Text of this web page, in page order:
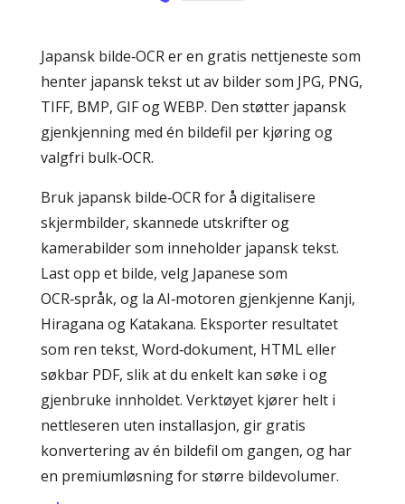
Japansk bilde‑OCR er en gratis nettjeneste som
henter japansk tekst ut av bilder som JPG, PNG,
TIFF, BMP, GIF og WEBP. Den støtter japansk
gjenkjenning med én bildefil per kjøring og
valgfri bulk‑OCR.
Bruk japansk bilde‑OCR for å digitalisere
skjermbilder, skannede utskrifter og
kamerabilder som inneholder japansk tekst.
Last opp et bilde, velg Japanese som
OCR‑språk, og la AI‑motoren gjenkjenne Kanji,
Hiragana og Katakana. Eksporter resultatet
som ren tekst, Word‑dokument, HTML eller
søkbar PDF, slik at du enkelt kan søke i og
gjenbruke innholdet. Verktøyet kjører helt i
nettleseren uten installasjon, gir gratis
konvertering av én bildefil om gangen, og har
en premiumløsning for større bildevolumer.